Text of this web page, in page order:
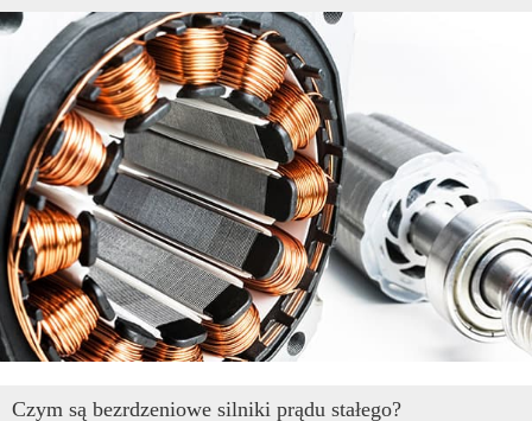
Czym są bezrdzeniowe silniki prądu stałego?